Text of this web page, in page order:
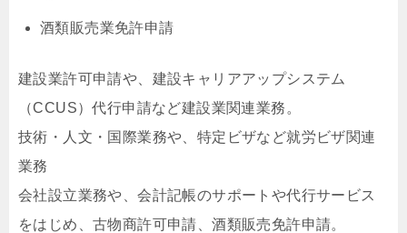
酒類販売業免許申請
建設業許可申請や、建設キャリアアップシステム
（CCUS）代行申請など建設業関連業務。
技術・人文・国際業務や、特定ビザなど就労ビザ関連
業務
会社設立業務や、会計記帳のサポートや代行サービス
をはじめ、古物商許可申請、酒類販売免許申請。